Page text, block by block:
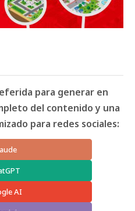
para generar en
del contenido y una
para redes sociales:
AI